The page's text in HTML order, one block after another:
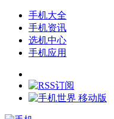
手机大全
手机资讯
选机中心
手机应用